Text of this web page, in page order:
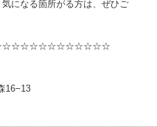
になる箇所がる方は、ぜひご
16−13